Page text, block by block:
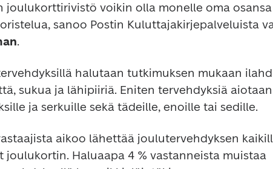
joulukorttirivistö voikin olla monelle oma
sanoo Postin Kuluttajakirjepalveluista
halutaan tutkimuksen mukaan
sukua ja lähipiiriä. Eniten tervehdyksiä
ja serkuille sekä tädeille, enoille tai sedille.
aikoo lähettää joulutervehdyksen
joulukortin. Haluaapa 4 % vastanneista muistaa